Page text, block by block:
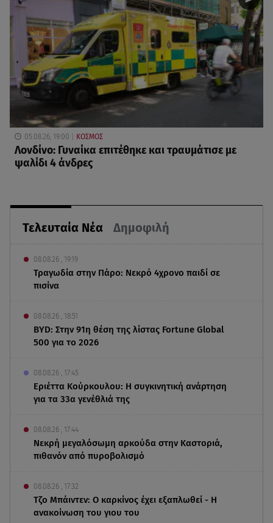
Τελευταία Νέα Δημοφιλή
08.08.26 , 19:19
Τραγωδία στην Πάρο: Νεκρό 4χρονο παιδί σε
πισίνα
08.08.26 , 18:51
BYD: Στην 91η θέση της λίστας Fortune Global
500 για το 2026
08.08.26 , 17:45
Εριέττα Κούρκουλου: Η συγκινητική ανάρτηση
για τα 33α γενέθλιά της
08.08.26 , 17:44
Νεκρή μεγαλόσωμη αρκούδα στην Καστοριά,
πιθανόν από πυροβολισμό
08.08.26 , 17:32
Τζο Μπάιντεν: Ο καρκίνος έχει εξαπλωθεί - Η
ανακοίνωση του γιου του
05.08.26, 19:00 ΚΟΣΜΟΣ
Λονδίνο: Γυναίκα επιτέθηκε και τραυμάτισε με
ψαλίδι 4 άνδρες